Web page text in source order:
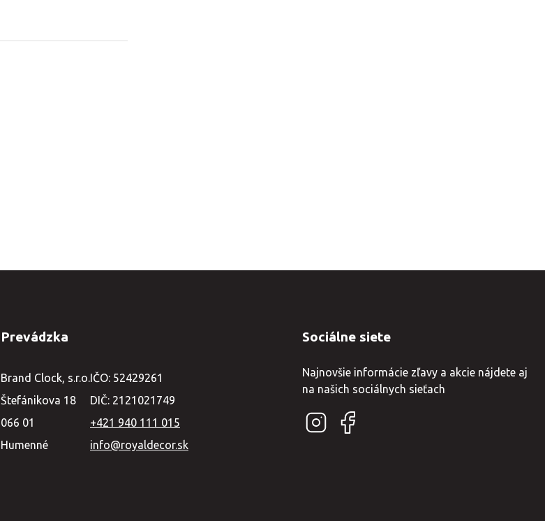
Prevádzka
Brand Clock, s.r.o.
Štefánikova 18
066 01
Humenné
IČO: 52429261
DIČ: 2121021749
+421 940 111 015
info@royaldecor.sk
Sociálne siete
Najnovšie informácie zľavy a akcie nájdete aj
na našich sociálnych sieťach